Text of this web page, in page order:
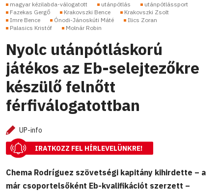
magyar kézilabda-válogatott utánpótlás
utánpótlássport
Fazekas Gergő
Krakovszki Bence
Krakovszki Zsolt
Imre Bence
Ónodi-Jánoskúti Máté
Ilics Zoran
Palasics Kristóf
Molnár Robin
Nyolc utánpótláskorú
játékos az Eb-selejtezőkre
készülő felnőtt
férfiválogatottban
UP-info
IRATKOZZ FEL HÍRLEVELÜNKRE!
Chema Rodríguez szövetségi kapitány kihirdette – a
már csoportelsőként Eb-kvalifikációt szerzett –